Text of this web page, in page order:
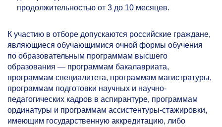
продолжительностью от 3 до 10 месяцев.
К участию в отборе допускаются российские граждане,
являющиеся обучающимися очной формы обучения
по образовательным программам высшего
образования — программам бакалавриата,
программам специалитета, программам магистратуры,
программам подготовки научных и научно-
педагогических кадров в аспирантуре, программам
ординатуры и программам ассистентуры-стажировки,
имеющим государственную аккредитацию, либо